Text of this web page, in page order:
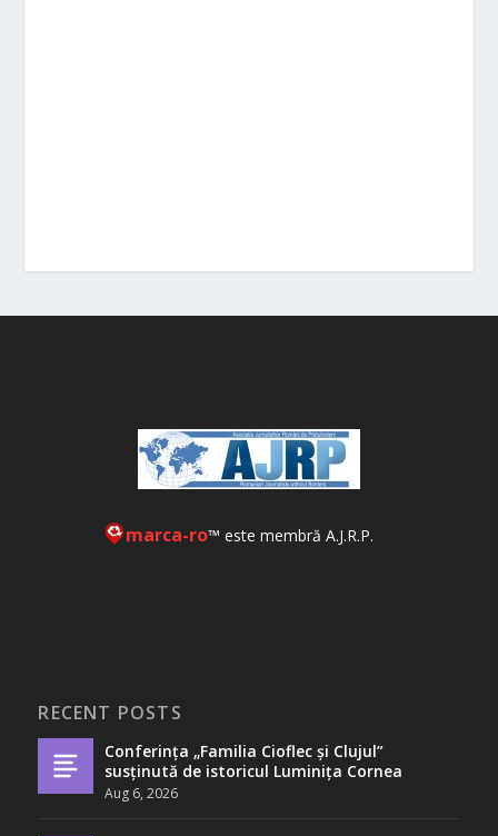
marca-ro™ este membră A.J.R.P.
RECENT POSTS
Conferința „Familia Cioflec și Clujul”
susținută de istoricul Luminița Cornea
Aug 6, 2026